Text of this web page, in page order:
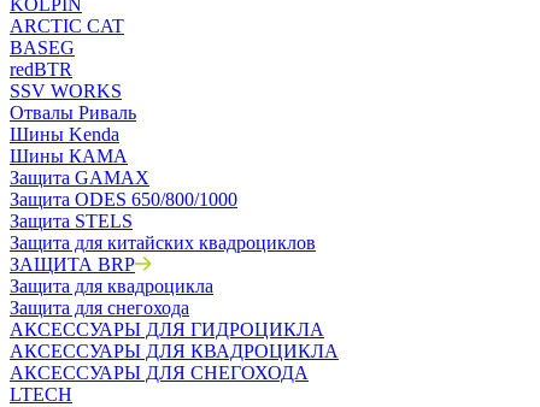
KOLPIN
ARCTIC CAT
BASEG
redBTR
SSV WORKS
Отвалы Риваль
Шины Kenda
Шины КАМА
Защита GAMAX
Защита ODES 650/800/1000
Защита STELS
Защита для китайских квадроциклов
ЗАЩИТА BRP
Защита для квадроцикла
Защита для снегохода
АКСЕССУАРЫ ДЛЯ ГИДРОЦИКЛА
АКСЕССУАРЫ ДЛЯ КВАДРОЦИКЛА
АКСЕССУАРЫ ДЛЯ СНЕГОХОДА
LTECH